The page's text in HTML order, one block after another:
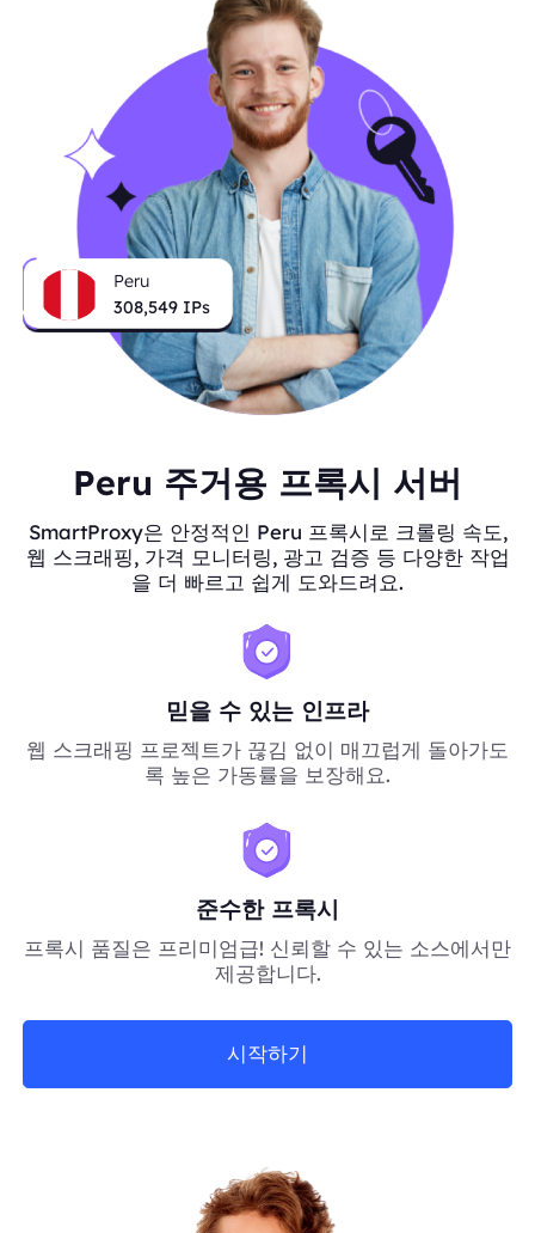
Peru
308,549 IPs
Peru 주거용 프록시 서버
SmartProxy은 안정적인 Peru 프록시로 크롤링 속도,
웹 스크래핑, 가격 모니터링, 광고 검증 등 다양한 작업
을 더 빠르고 쉽게 도와드려요.
믿을 수 있는 인프라
웹 스크래핑 프로젝트가 끊김 없이 매끄럽게 돌아가도
록 높은 가동률을 보장해요.
준수한 프록시
프록시 품질은 프리미엄급! 신뢰할 수 있는 소스에서만
제공합니다.
시작하기